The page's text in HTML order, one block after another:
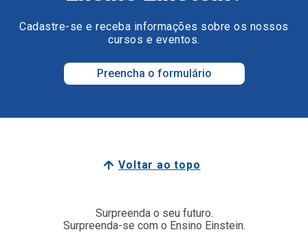
Cadastre-se e receba informações sobre os nossos
cursos e eventos.
Preencha o formulário
Voltar ao topo
Surpreenda o seu futuro.
Surpreenda-se com o Ensino Einstein.